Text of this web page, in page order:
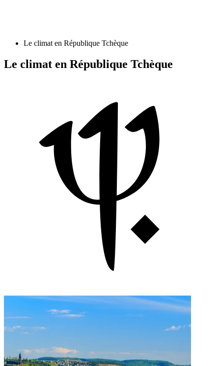
Le climat en République Tchèque
Le climat en République Tchèque